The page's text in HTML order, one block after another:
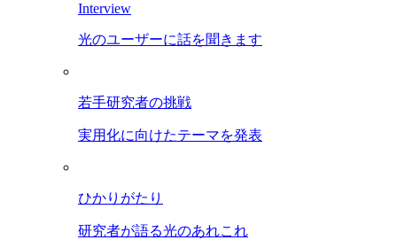
Interview
光のユーザーに話を聞きます
若手研究者の挑戦
実用化に向けたテーマを発表
ひかりがたり
研究者が語る光のあれこれ